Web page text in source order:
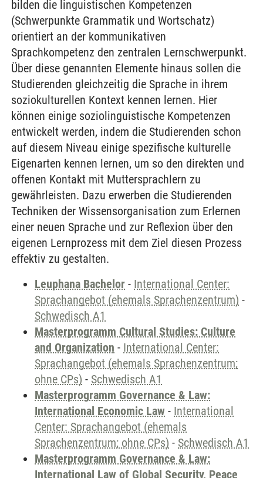
bilden die linguistischen Kompetenzen
(Schwerpunkte Grammatik und Wortschatz)
orientiert an der kommunikativen
Sprachkompetenz den zentralen Lernschwerpunkt.
Über diese genannten Elemente hinaus sollen die
Studierenden gleichzeitig die Sprache in ihrem
soziokulturellen Kontext kennen lernen. Hier
können einige soziolinguistische Kompetenzen
entwickelt werden, indem die Studierenden schon
auf diesem Niveau einige spezifische kulturelle
Eigenarten kennen lernen, um so den direkten und
offenen Kontakt mit Muttersprachlern zu
gewährleisten. Dazu erwerben die Studierenden
Techniken der Wissensorganisation zum Erlernen
einer neuen Sprache und zur Reflexion über den
eigenen Lernprozess mit dem Ziel diesen Prozess
effektiv zu gestalten.
Leuphana Bachelor - International Center:
Sprachangebot (ehemals Sprachenzentrum) -
Schwedisch A1
Masterprogramm Cultural Studies: Culture
and Organization - International Center:
Sprachangebot (ehemals Sprachenzentrum;
ohne CPs) - Schwedisch A1
Masterprogramm Governance & Law:
International Economic Law - International
Center: Sprachangebot (ehemals
Sprachenzentrum; ohne CPs) - Schwedisch A1
Masterprogramm Governance & Law:
International Law of Global Security, Peace